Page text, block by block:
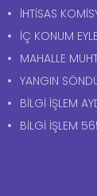
İHTİSAS
İÇ KONUM
MAHALLE
YANGIN
BİLGİ İŞLEM
BİLGİ İŞLEM 5651 LOG